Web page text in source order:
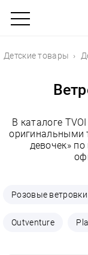
Детские товары
В каталоге
оригинальными
девочек»
Розовые
Outventure